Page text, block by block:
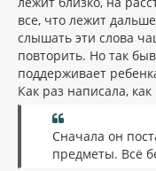
все, что лежит
слышать эти слова
повторить. Но так
поддерживает
Как раз написала,
Сначала он
предметы. Всё